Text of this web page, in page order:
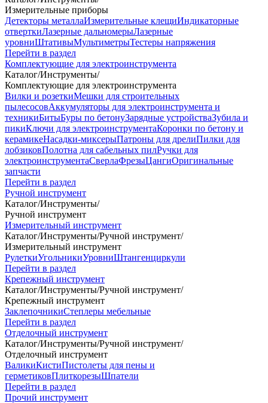
Измерительные приборы
Детекторы металлаИзмерительные клещиИндикаторные
отверткиЛазерные дальномерыЛазерные
уровниШтативыМультиметрыТестеры напряжения
Перейти в раздел
Комплектующие для электроинструмента
Каталог/Инструменты/
Комплектующие для электроинструмента
Вилки и розеткиМешки для строительных
пылесосовАккумуляторы для электроинструмента и
техникиБитыБуры по бетонуЗарядные устройстваЗубила и
пикиКлючи для электроинструментаКоронки по бетону и
керамикеНасадки-миксерыПатроны для дрелиПилки для
лобзиковПолотна для сабельных пилРучки для
электроинструментаСверлаФрезыЦангиОригинальные
запчасти
Перейти в раздел
Ручной инструмент
Каталог/Инструменты/
Ручной инструмент
Измерительный инструмент
Каталог/Инструменты/Ручной инструмент/
Измерительный инструмент
РулеткиУгольникиУровниШтангенциркули
Перейти в раздел
Крепежный инструмент
Каталог/Инструменты/Ручной инструмент/
Крепежный инструмент
ЗаклепочникиСтеплеры мебельные
Перейти в раздел
Отделочный инструмент
Каталог/Инструменты/Ручной инструмент/
Отделочный инструмент
ВаликиКистиПистолеты для пены и
герметиковПлиткорезыШпатели
Перейти в раздел
Прочий инструмент